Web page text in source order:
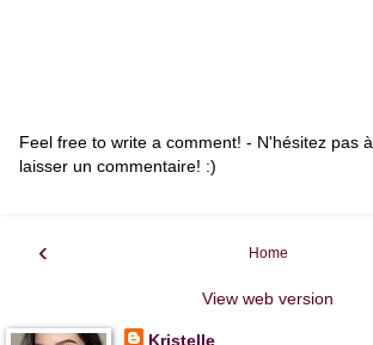
Feel free to write a comment! - N'hésitez pas à
laisser un commentaire! :)
‹ Home
View web version
Kristelle